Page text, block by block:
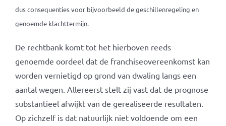
dus consequenties voor bijvoorbeeld de geschillenregeling en
genoemde klachttermijn.
De rechtbank komt tot het hierboven reeds
genoemde oordeel dat de franchiseovereenkomst kan
worden vernietigd op grond van dwaling langs een
aantal wegen. Allereerst stelt zij vast dat de prognose
substantieel afwijkt van de gerealiseerde resultaten.
Op zichzelf is dat natuurlijk niet voldoende om een